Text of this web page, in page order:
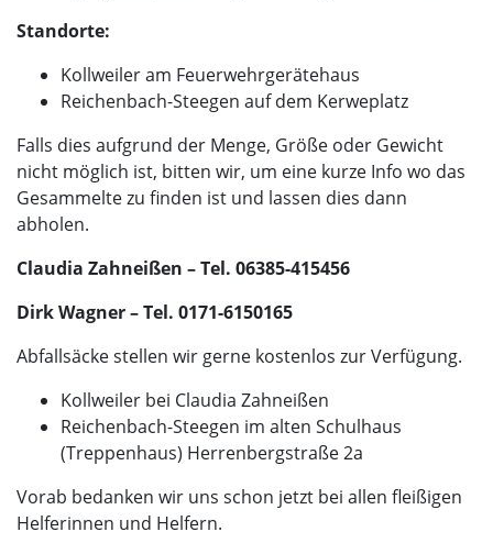
Standorte:
Kollweiler am Feuerwehrgerätehaus
Reichenbach-Steegen auf dem Kerweplatz
Falls dies aufgrund der Menge, Größe oder Gewicht
nicht möglich ist, bitten wir, um eine kurze Info wo das
Gesammelte zu finden ist und lassen dies dann
abholen.
Claudia Zahneißen – Tel. 06385-415456
Dirk Wagner – Tel. 0171-6150165
Abfallsäcke stellen wir gerne kostenlos zur Verfügung.
Kollweiler bei Claudia Zahneißen
Reichenbach-Steegen im alten Schulhaus
(Treppenhaus) Herrenbergstraße 2a
Vorab bedanken wir uns schon jetzt bei allen fleißigen
Helferinnen und Helfern.